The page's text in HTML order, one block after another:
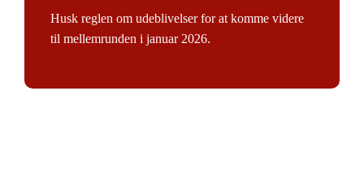
Husk reglen om udeblivelser for at komme videre
til mellemrunden i januar 2026.